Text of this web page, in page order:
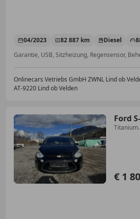
04/2023 82 887 km Diesel
Onlinecars Vetriebs GmbH ZWNL Lind ob
AT-9220 Lind ob Velden
Ford
€ 1